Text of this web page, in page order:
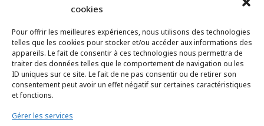
cookies
Pour offrir les meilleures expériences, nous utilisons des technologies
telles que les cookies pour stocker et/ou accéder aux informations des
appareils. Le fait de consentir à ces technologies nous permettra de
traiter des données telles que le comportement de navigation ou les
ID uniques sur ce site. Le fait de ne pas consentir ou de retirer son
consentement peut avoir un effet négatif sur certaines caractéristiques
et fonctions.
Gérer les services
INSTAGRAM
Configuration error or no pictures...